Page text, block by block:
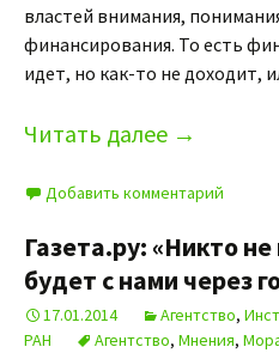
властей внимания,
финансирования. То есть
идет, но как-то не доходит,
Читать далее →
Добавить комментарий
Газета.ру: «Никто
будет с нами через
17.01.2014 Агентство,
РАН
Агентство, Мнения,